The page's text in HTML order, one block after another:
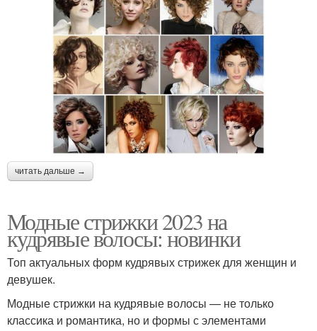
читать дальше →
Модные стрижки 2023 на
кудрявые волосы: новинки
Топ актуальных форм кудрявых стрижек для женщин и
девушек.
Модные стрижки на кудрявые волосы — не только
классика и романтика, но и формы с элементами